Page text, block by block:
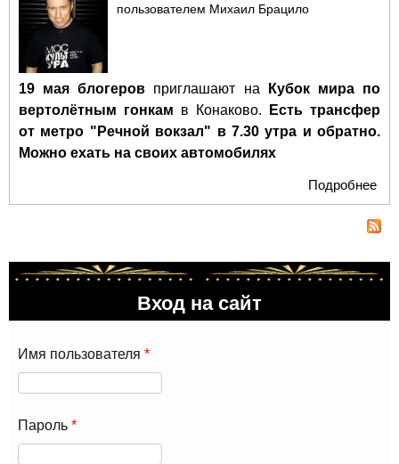
пользователем Михаил Брацило
19 мая блогеров приглашают на
Кубок мира по
вертолётным гонкам в Конаково.
Есть трансфер
от метро "Речной вокзал" в 7.30 утра и обратно.
Можно ехать на своих автомобилях
Подробнее
на
Вход на сайт
Имя пользователя *
Пароль *